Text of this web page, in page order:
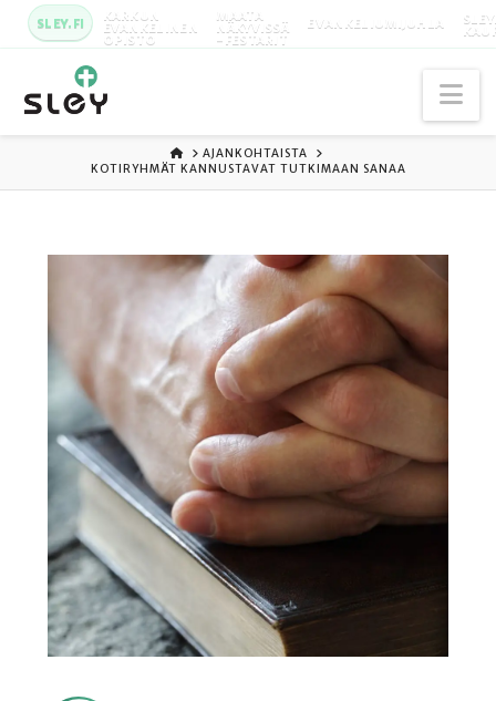
SLEY.FI KARKUN
EVANKELINEN
OPISTO
MAATA
NÄKYVISSÄ
-FESTARIT
EVANKELIUMIJUHLA
ETUSIVU
AJANKOHTAISTA
KOTIRYHMÄT KANNUSTAVAT TUTKIMAAN SANAA